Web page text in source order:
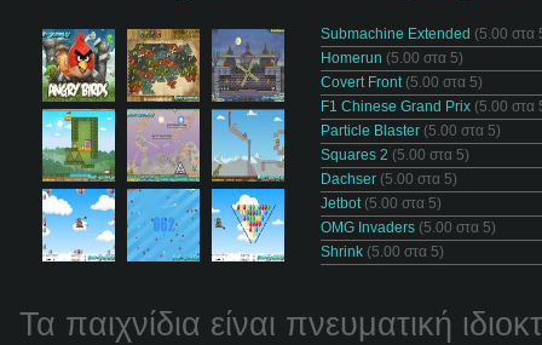
Submachine Extended (5.00 στα
Homerun (5.00 στα 5)
Covert Front(5.00 στα 5)
F1 Chinese Grand Prix (5.00 στα
Particle Blaster (5.00 στα 5)
Squares 2 (5.00 στα 5)
Dachser (5.00 στα 5)
Jetbot(5.00 στα 5)
OMG Invaders (5.00 στα 5)
Shrink (5.00 στα 5)
Τα παιχνίδια είναι πνευματική